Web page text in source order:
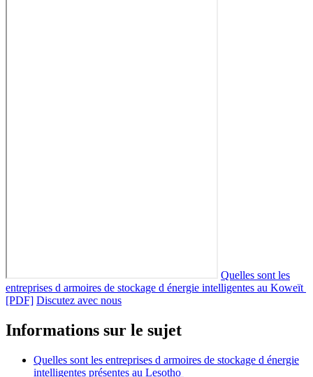
Quelles sont les
entreprises d armoires de stockage d énergie intelligentes au Koweït
[PDF] Discutez avec nous
Informations sur le sujet
Quelles sont les entreprises d armoires de stockage d énergie
intelligentes présentes au Lesotho